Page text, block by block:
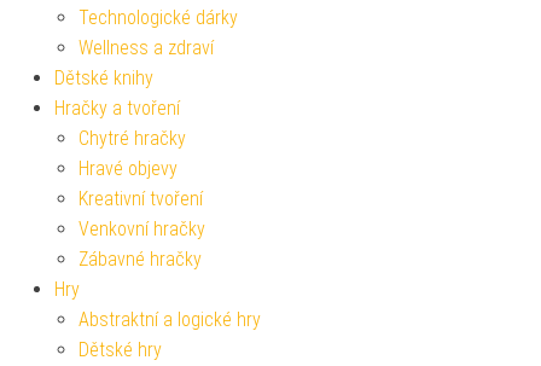
Technologické dárky
Wellness a zdraví
Dětské knihy
Hračky a tvoření
Chytré hračky
Hravé objevy
Kreativní tvoření
Venkovní hračky
Zábavné hračky
Hry
Abstraktní a logické hry
Dětské hry